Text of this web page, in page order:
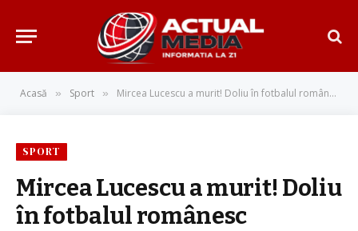
Acasă » Sport » Mircea Lucescu a murit! Doliu în fotbalul românesc
SPORT
Mircea Lucescu a murit! Doliu
în fotbalul românesc